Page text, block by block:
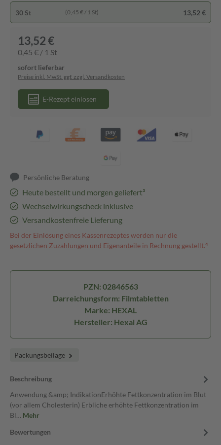
30 St (0,45 € / 1 St) 13,52 €
13,52 €
0,45 € / 1 St
sofort lieferbar
Preise inkl. MwSt. ggf. zzgl. Versandkosten
E-Rezept einlösen
Persönliche Beratung
Heute bestellt und morgen geliefert³
Wechselwirkungscheck inklusive
Versandkostenfreie Lieferung
Bei der Einlösung eines Kassenrezeptes werden nur die
gesetzlichen Zuzahlungen und Eigenanteile in Rechnung gestellt.⁴
PZN: 02846563
Darreichungsform: Filmtabletten
Marke: HEXAL
Hersteller: Hexal AG
Packungsbeilage
Beschreibung
Anwendung &amp; IndikationErhöhte Fettkonzentration im Blut
(vor allem Cholesterin) Erbliche erhöhte Fettkonzentration im
Bl… Mehr
Bewertungen